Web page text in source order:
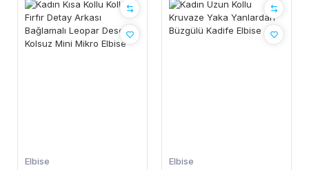
Elbise Elbise